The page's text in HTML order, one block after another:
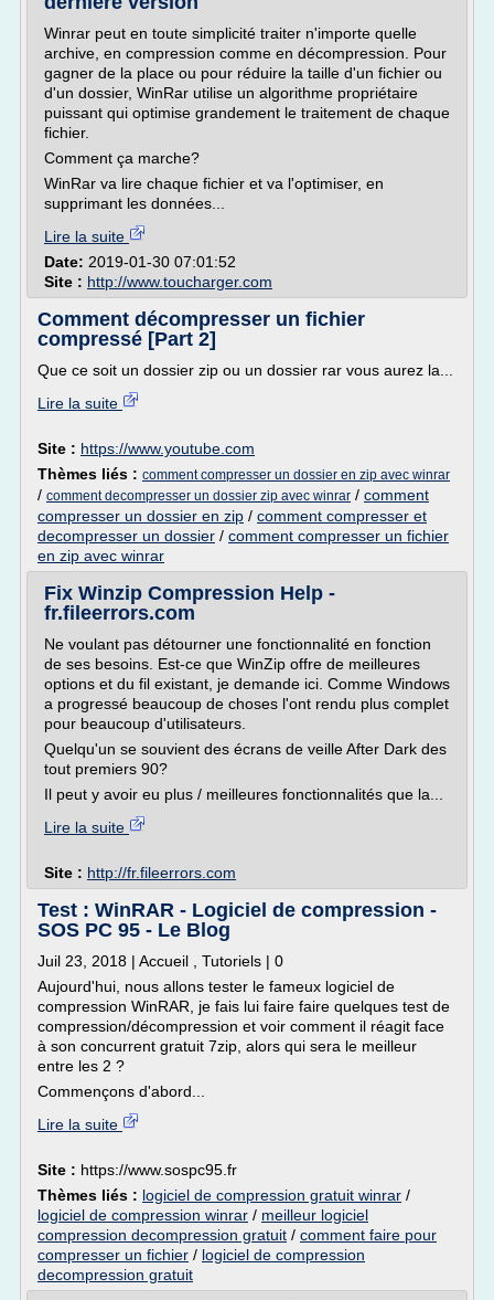
Winrar peut en toute simplicité traiter n'importe quelle
archive, en compression comme en décompression. Pour
gagner de la place ou pour réduire la taille d'un fichier ou
d'un dossier, WinRar utilise un algorithme propriétaire
puissant qui optimise grandement le traitement de chaque
fichier.
Comment ça marche?
WinRar va lire chaque fichier et va l'optimiser, en
supprimant les données...
Lire la suite
Date: 2019-01-30 07:01:52
Site : http://www.toucharger.com
Comment décompresser un fichier
compressé [Part 2]
Que ce soit un dossier zip ou un dossier rar vous aurez la...
Lire la suite
Site : https://www.youtube.com
Thèmes liés : comment compresser un dossier en zip avec winrar
/ comment decompresser un dossier zip avec winrar / comment
compresser un dossier en zip / comment compresser et
decompresser un dossier / comment compresser un fichier
en zip avec winrar
Fix Winzip Compression Help -
fr.fileerrors.com
Ne voulant pas détourner une fonctionnalité en fonction
de ses besoins. Est-ce que WinZip offre de meilleures
options et du fil existant, je demande ici. Comme Windows
a progressé beaucoup de choses l'ont rendu plus complet
pour beaucoup d'utilisateurs.
Quelqu'un se souvient des écrans de veille After Dark des
tout premiers 90?
Il peut y avoir eu plus / meilleures fonctionnalités que la...
Lire la suite
Site : http://fr.fileerrors.com
Test : WinRAR - Logiciel de compression -
SOS PC 95 - Le Blog
Juil 23, 2018 | Accueil , Tutoriels | 0
Aujourd'hui, nous allons tester le fameux logiciel de
compression WinRAR, je fais lui faire faire quelques test de
compression/décompression et voir comment il réagit face
à son concurrent gratuit 7zip, alors qui sera le meilleur
entre les 2 ?
Commençons d'abord...
Lire la suite
Site : https://www.sospc95.fr
Thèmes liés : logiciel de compression gratuit winrar /
logiciel de compression winrar / meilleur logiciel
compression decompression gratuit / comment faire pour
compresser un fichier / logiciel de compression
decompression gratuit